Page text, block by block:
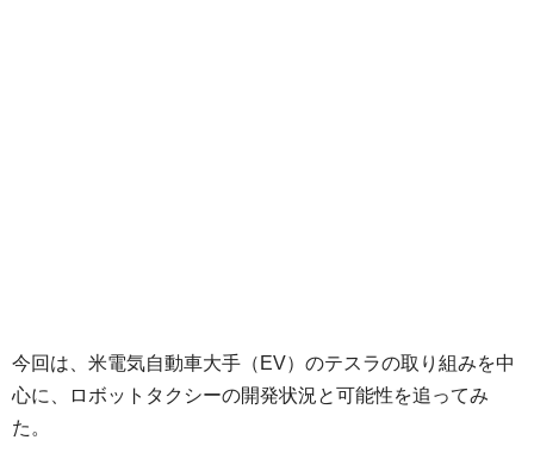
今回は、米電気自動車大手（EV）のテスラの取り組みを中
心に、ロボットタクシーの開発状況と可能性を追ってみ
た。